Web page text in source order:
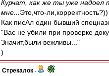
Курчат, как же ты уже надоел
мне... Это,что-ли,корректность?))
Как писАл один бывший
"Вас не убили при проверке
Значит,были вежливы..."
)
Стрекалок -